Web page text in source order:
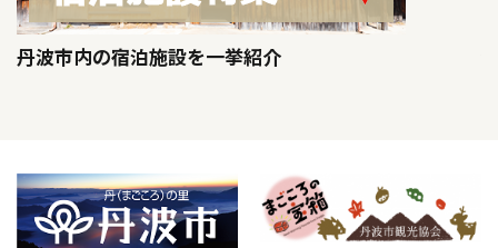
丹波市内の宿泊施設を一挙紹介